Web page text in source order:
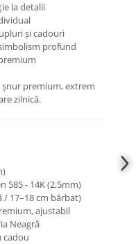
la detalii
și cadouri
profund
șnur premium, extrem
zilnică.
585 - 14K (2,5mm)
/ 17–18 cm bărbat)
ajustabil
Neagră
cadou